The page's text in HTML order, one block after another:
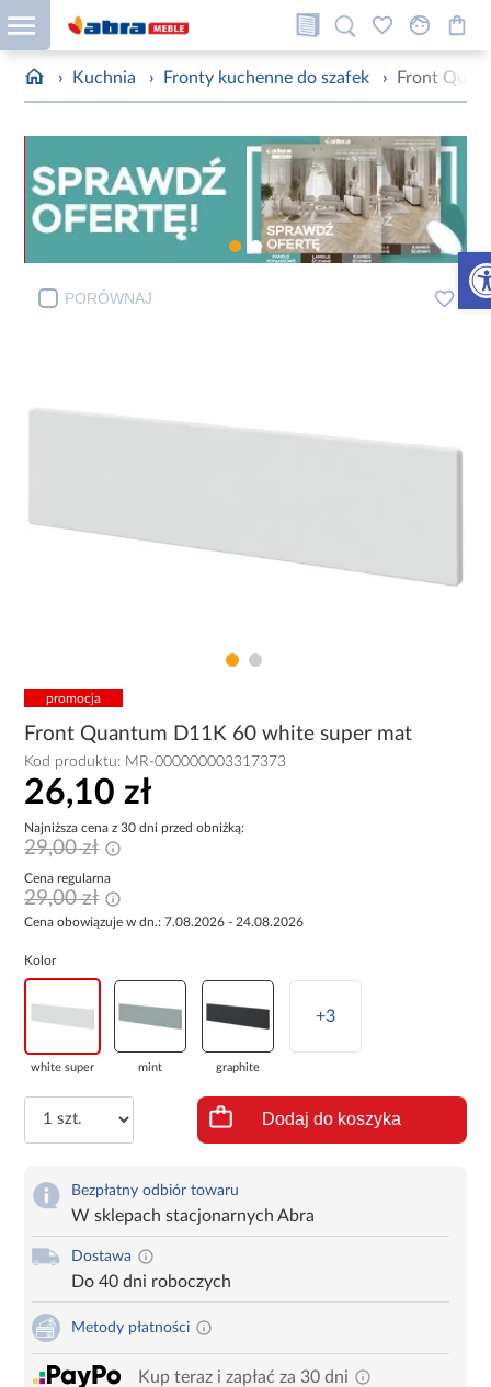
› Kuchnia › Fronty kuchenne do szafek › Front
PORÓWNAJ
promocja
Front Quantum D11K 60 white super mat
Kod produktu: MR-000000003317373
26,10 zł
Najniższa cena z 30 dni przed obniżką:
29,00 zł
Cena regularna
29,00 zł
Cena obowiązuje w dn.: 7.08.2026 - 24.08.2026
Kolor
white super mint graphite
+3
Dodaj do koszyka
Bezpłatny odbiór towaru
W sklepach stacjonarnych Abra
Dostawa
Do 40 dni roboczych
Metody płatności
Kup teraz i zapłać za 30 dni